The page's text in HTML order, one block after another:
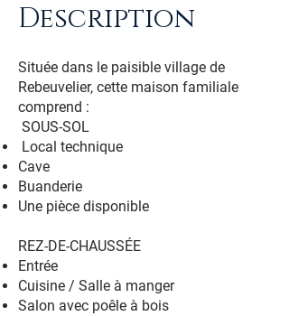
Description
Située dans le paisible village de
Rebeuvelier, cette maison familiale
comprend :
SOUS-SOL
Local technique
Cave
Buanderie
Une pièce disponible
REZ-DE-CHAUSSÉE
Entrée
Cuisine / Salle à manger
Salon avec poêle à bois